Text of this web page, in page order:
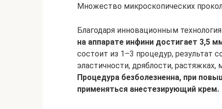
Множество микроскопических
Благодаря инновационным
на аппарате инфини достигает 3,5
состоит из 1–3 процедур, результат
эластичности, дряблости, растяжках,
Процедура безболезненна, при
применяться анестезирующий крем.